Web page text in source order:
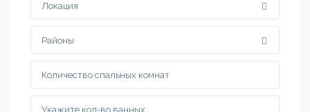
Локация
Районы